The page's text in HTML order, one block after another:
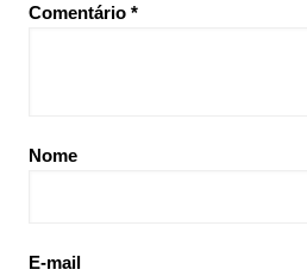
Comentário *
Nome
E-mail